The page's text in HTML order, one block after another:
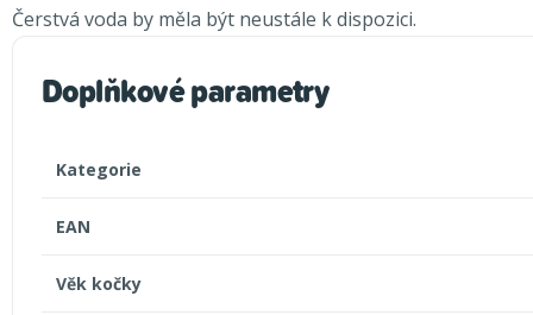
Čerstvá voda by měla být neustále k dispozici.
Doplňkové parametry
Kategorie
EAN
Věk kočky